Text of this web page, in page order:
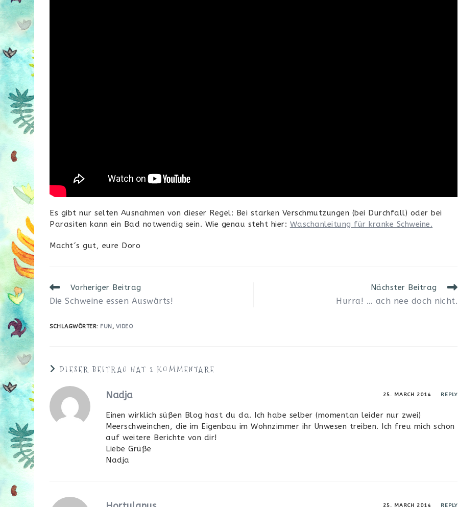
Es gibt nur selten Ausnahmen von dieser Regel: Bei starken Verschmutzungen (bei Durchfall) oder bei
Parasiten kann ein Bad notwendig sein. Wie genau steht hier: Waschanleitung für kranke Schweine.
Macht´s gut, eure Doro
Weitere
Artikel
ansehen
Vorheriger Beitrag
Die Schweine essen Auswärts!
Nächster Beitrag
Hurra! … ach nee doch nicht.
SCHLAGWÖRTER: FUN , VIDEO
DIESER BEITRAG HAT 2 KOMMENTARE
Nadja 25. MARCH 2014 REPLY
Einen wirklich süßen Blog hast du da. Ich habe selber (momentan leider nur zwei)
Meerschweinchen, die im Eigenbau im Wohnzimmer ihr Unwesen treiben. Ich freu mich schon
auf weitere Berichte von dir!
Liebe Grüße
Nadja
25. MARCH 2014 REPLY